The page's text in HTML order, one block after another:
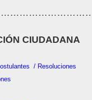
CIUDADANA
/ Resoluciones